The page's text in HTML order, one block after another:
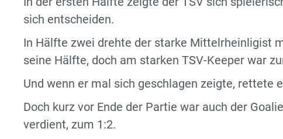
sich entscheiden.
In Hälfte zwei drehte der starke Mittelrheinligist
seine Hälfte, doch am starken TSV-Keeper war
Und wenn er mal sich geschlagen zeigte, rettete
Doch kurz vor Ende der Partie war auch der
verdient, zum 1:2.